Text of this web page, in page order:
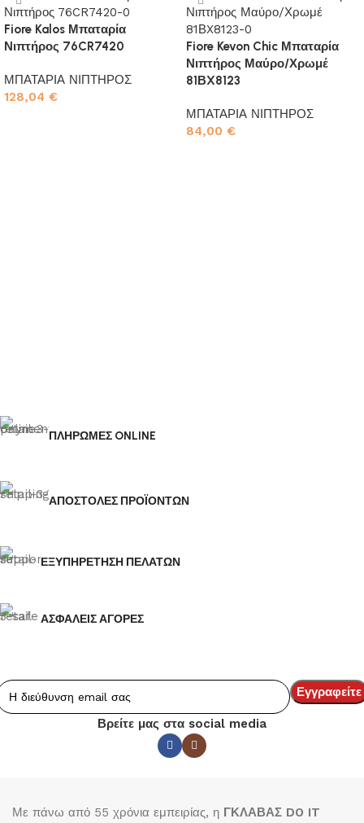
Fiore Kalos Μπαταρία
Νιπτήρος 76CR7420
ΜΠΑΤΑΡΙΑ ΝΙΠΤΗΡΟΣ
128,04 €
Fiore Kevon Chic Μπαταρία
Νιπτήρος Μαύρο/Χρωμέ
81ΒX8123
ΜΠΑΤΑΡΙΑ ΝΙΠΤΗΡΟΣ
84,00 €
ΠΛΗΡΩΜΕΣ ONLINE
ΑΠΟΣΤΟΛΕΣ ΠΡΟΪΟΝΤΩΝ
ΕΞΥΠΗΡΕΤΗΣΗ ΠΕΛΑΤΩΝ
ΑΣΦΑΛΕΙΣ ΑΓΟΡΕΣ
Βρείτε μας στα social media
Με πάνω από 55 χρόνια εμπειρίας, η ΓΚΛΑΒΑΣ DO IT